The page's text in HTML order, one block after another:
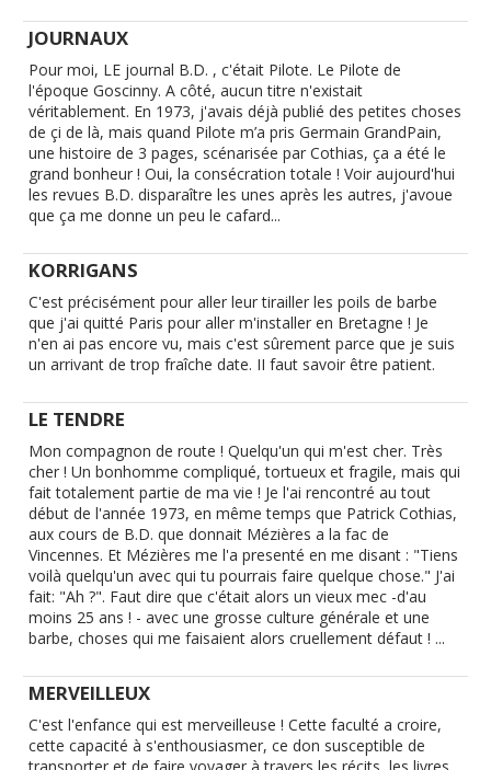
JOURNAUX
Pour moi, LE journal B.D. , c'était Pilote. Le Pilote de
l'époque Goscinny. A côté, aucun titre n'existait
véritablement. En 1973, j'avais déjà publié des petites choses
de çi de là, mais quand Pilote m’a pris Germain GrandPain,
une histoire de 3 pages, scénarisée par Cothias, ça a été le
grand bonheur ! Oui, la consécration totale ! Voir aujourd'hui
les revues B.D. disparaître les unes après les autres, j'avoue
que ça me donne un peu le cafard...
KORRIGANS
C'est précisément pour aller leur tirailler les poils de barbe
que j'ai quitté Paris pour aller m'installer en Bretagne ! Je
n'en ai pas encore vu, mais c'est sûrement parce que je suis
un arrivant de trop fraîche date. II faut savoir être patient.
LE TENDRE
Mon compagnon de route ! Quelqu'un qui m'est cher. Très
cher ! Un bonhomme compliqué, tortueux et fragile, mais qui
fait totalement partie de ma vie ! Je l'ai rencontré au tout
début de l'année 1973, en même temps que Patrick Cothias,
aux cours de B.D. que donnait Mézières a la fac de
Vincennes. Et Mézières me l'a presenté en me disant : "Tiens
voilà quelqu'un avec qui tu pourrais faire quelque chose." J'ai
fait: "Ah ?". Faut dire que c'était alors un vieux mec -d'au
moins 25 ans ! - avec une grosse culture générale et une
barbe, choses qui me faisaient alors cruellement défaut ! ...
MERVEILLEUX
C'est l'enfance qui est merveilleuse ! Cette faculté a croire,
cette capacité à s'enthousiasmer, ce don susceptible de